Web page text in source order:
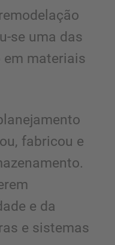
se uma das
em materiais
fabricou e
e da
e sistemas